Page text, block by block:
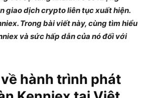
giao dịch crypto liên tục xuất hiện.
Trong bài viết này, cùng tìm hiểu
và sức hấp dẫn của nó đối với
về hành trình phát